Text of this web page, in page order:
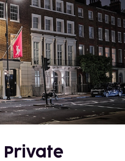
Private